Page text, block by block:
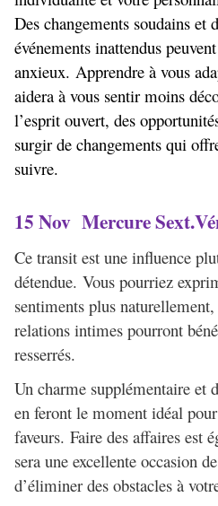
Des changements soudains et
événements inattendus
anxieux. Apprendre à vous
aidera à vous sentir moins
l’esprit ouvert, des
surgir de changements qui
suivre.
15 Nov Mercure
Ce transit est une influence
détendue. Vous pourriez
sentiments plus
relations intimes pourront
resserrés.
Un charme supplémentaire et
en feront le moment idéal
faveurs. Faire des affaires est
sera une excellente occasion
d’éliminer des obstacles à